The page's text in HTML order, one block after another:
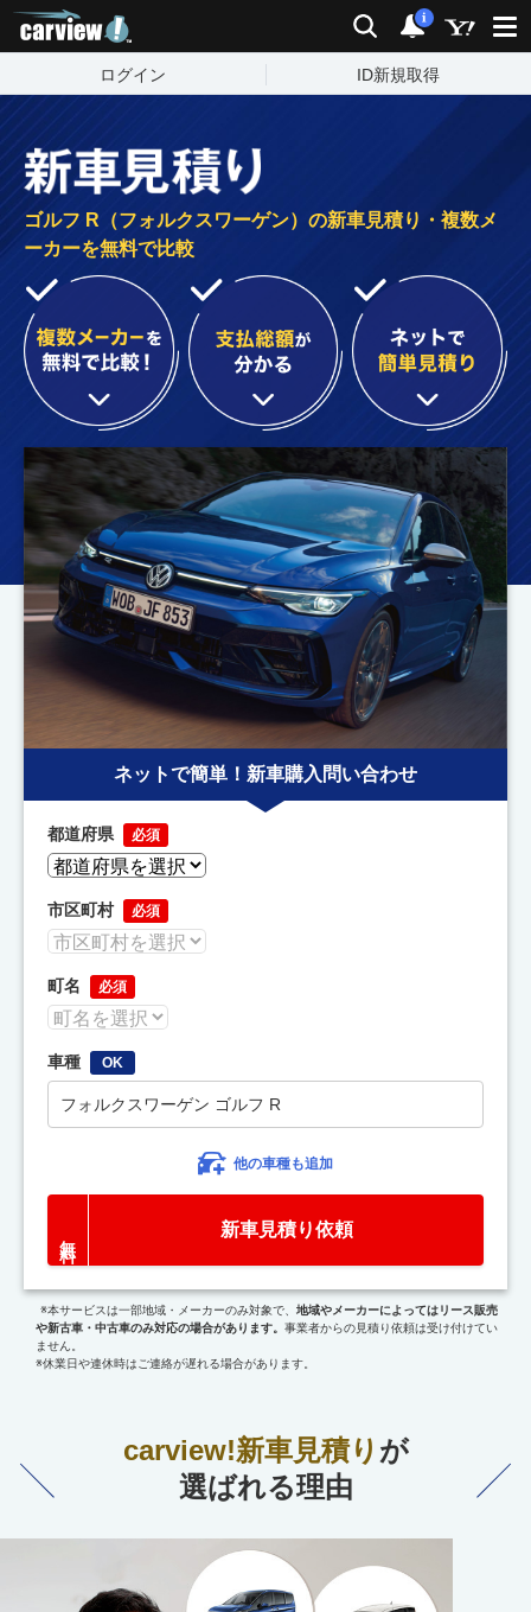
検索 通知
i
ログイン ID新規取得
ゴルフ R（フォルクスワーゲン）の新車見積り・複数メ
ーカーを無料で比較
ネットで簡単！新車購入問い合わせ
都道府県 必須
市区町村 必須
町名 必須
車種 OK
フォルクスワーゲン ゴルフ R
他の車種も追加
新車見積り依頼
※本サービスは一部地域・メーカーのみ対象で、 地域やメーカーによってはリース販売
や新古車・中古車のみ対応の場合があります。 事業者からの見積り依頼は受け付けてい
ません。
※休業日や連休時はご連絡が遅れる場合があります。
carview!新車見積り が
選ばれる理由